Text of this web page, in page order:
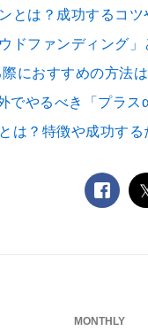
とは？成功するコ
ドファンディング」
におすすめの方法は
でやるべき「プラス
は？特徴や成功する
MONTHLY